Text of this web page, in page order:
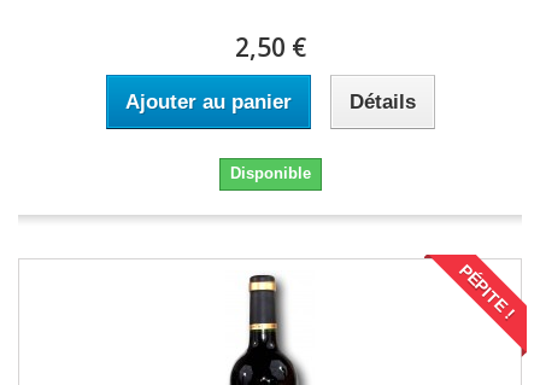
2,50 €
Ajouter au panier Détails
Disponible
PÉPITE !